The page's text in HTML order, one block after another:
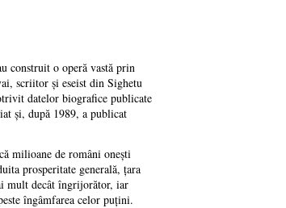
construit o operă vastă prin
scriitor și eseist din Sighetu
datelor biografice publicate
și, după 1989, a publicat
milioane de români onești
prosperitate generală, țara
mult decât îngrijorător, iar
îngâmfarea celor puțini.